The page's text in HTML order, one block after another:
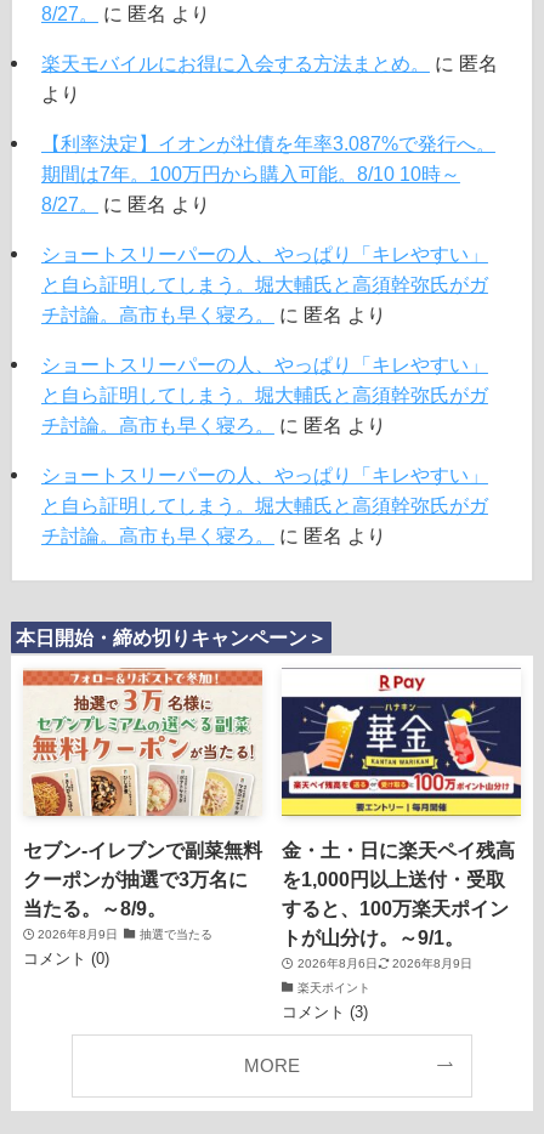
8/27。
に 匿名 より
楽天モバイルにお得に入会する方法まとめ。 に 匿名
より
【利率決定】イオンが社債を年率3.087%で発行へ。
期間は7年。100万円から購入可能。8/10 10時～
8/27。
に 匿名 より
ショートスリーパーの人、やっぱり「キレやすい」
と自ら証明してしまう。堀大輔氏と高須幹弥氏がガ
チ討論。高市も早く寝ろ。
に 匿名 より
ショートスリーパーの人、やっぱり「キレやすい」
と自ら証明してしまう。堀大輔氏と高須幹弥氏がガ
チ討論。高市も早く寝ろ。
に 匿名 より
ショートスリーパーの人、やっぱり「キレやすい」
と自ら証明してしまう。堀大輔氏と高須幹弥氏がガ
チ討論。高市も早く寝ろ。
に 匿名 より
本日開始・締め切りキャンペーン＞
セブン‐イレブンで副菜無料
クーポンが抽選で3万名に
当たる。～8/9。
2026年8月9日 抽選で当たる
コメント (0)
金・土・日に楽天ペイ残高
を1,000円以上送付・受取
すると、100万楽天ポイン
トが山分け。～9/1。
2026年8月6日
2026年8月9日
楽天ポイント
コメント (3)
MORE